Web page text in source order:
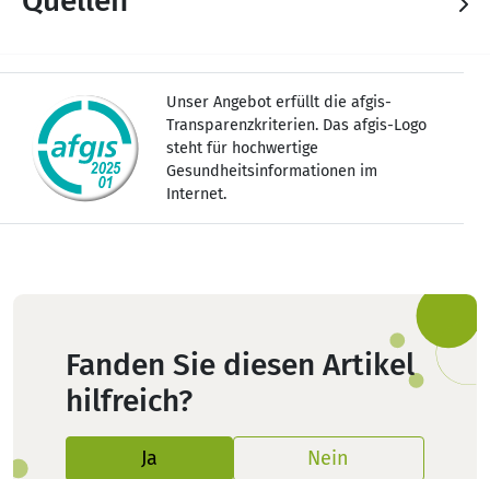
Unser Angebot erfüllt die afgis-
Transparenzkriterien. Das afgis-Logo
steht für hochwertige
Gesundheitsinformationen im
Internet.
Fanden Sie diesen Artikel
hilfreich?
Ja Nein